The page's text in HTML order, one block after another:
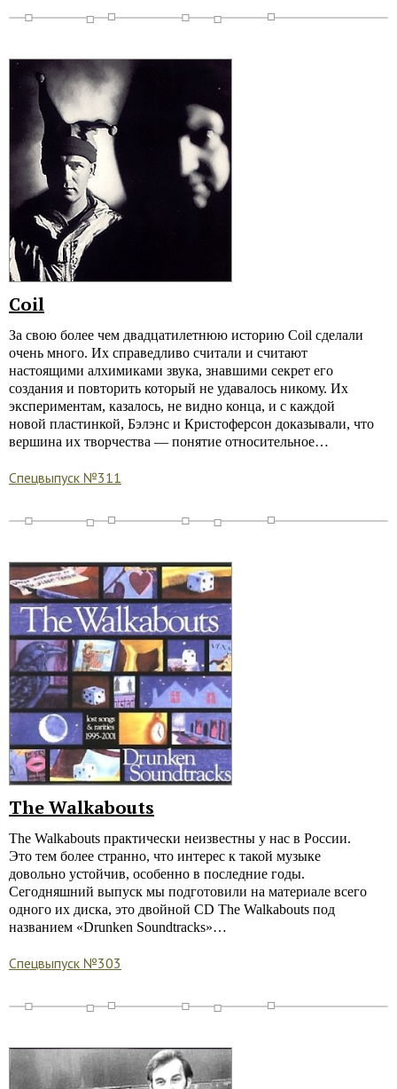
Coil
За свою более чем двадцатилетнюю историю Coil сделали
очень много. Их справедливо считали и считают
настоящими алхимиками звука, знавшими секрет его
создания и повторить который не удавалось никому. Их
экспериментам, казалось, не видно конца, и с каждой
новой пластинкой, Бэлэнс и Кристоферсон доказывали, что
вершина их творчества — понятие относительное…
Спецвыпуск №311
The Walkabouts
The Walkabouts практически неизвестны у нас в России.
Это тем более странно, что интерес к такой музыке
довольно устойчив, особенно в последние годы.
Сегодняшний выпуск мы подготовили на материале всего
одного их диска, это двойной CD The Walkabouts под
названием «Drunken Soundtracks»…
Спецвыпуск №303